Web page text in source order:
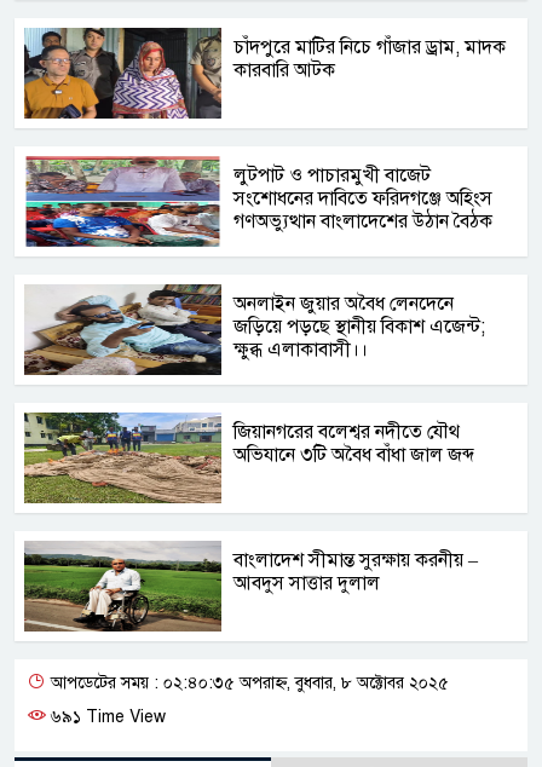
চাঁদপুরে মাটির নিচে গাঁজার ড্রাম, মাদক
কারবারি আটক
লুটপাট ও পাচারমুখী বাজেট
সংশোধনের দাবিতে ফরিদগঞ্জে অহিংস
গণঅভ্যুত্থান বাংলাদেশের উঠান বৈঠক
অনলাইন জুয়ার অবৈধ লেনদেনে
জড়িয়ে পড়ছে স্থানীয় বিকাশ এজেন্ট;
ক্ষুব্ধ এলাকাবাসী।।
জিয়ানগরের বলেশ্বর নদীতে যৌথ
অভিযানে ৩টি অবৈধ বাঁধা জাল জব্দ
বাংলাদেশ সীমান্ত সুরক্ষায় করনীয় –
আবদুস সাত্তার দুলাল
আপডেটের সময় : ০২:৪০:৩৫ অপরাহ্ন, বুধবার, ৮ অক্টোবর ২০২৫
৬৯১ Time View